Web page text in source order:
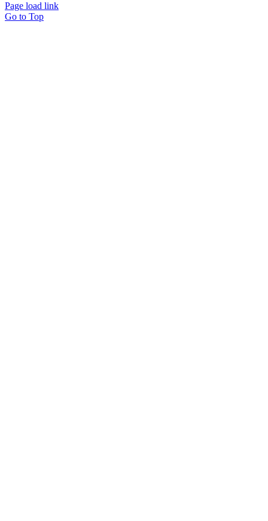
Page load link
Go to Top